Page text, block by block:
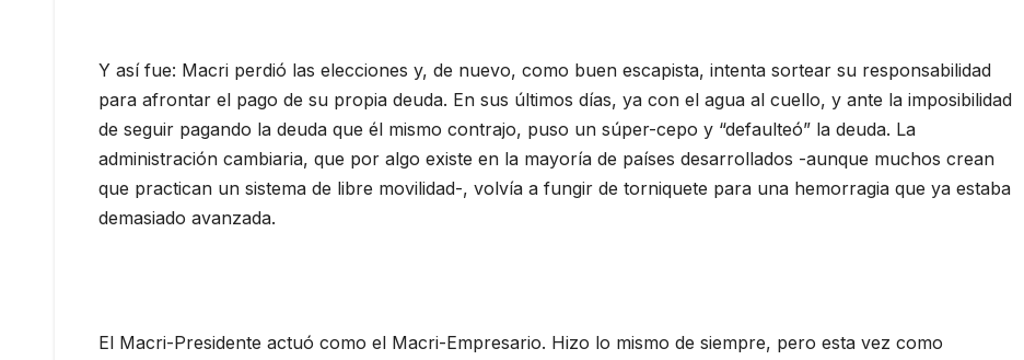
Y así fue: Macri perdió las elecciones y, de nuevo, como buen escapista, intenta sortear su responsabilidad
para afrontar el pago de su propia deuda. En sus últimos días, ya con el agua al cuello, y ante la imposibilidad
de seguir pagando la deuda que él mismo contrajo, puso un súper-cepo y “defaulteó” la deuda. La
administración cambiaria, que por algo existe en la mayoría de países desarrollados -aunque muchos crean
que practican un sistema de libre movilidad-, volvía a fungir de torniquete para una hemorragia que ya estaba
demasiado avanzada.
El Macri-Presidente actuó como el Macri-Empresario. Hizo lo mismo de siempre, pero esta vez como